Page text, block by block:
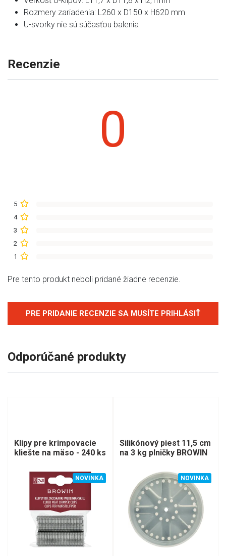
Rozmery zariadenia: L260 x D150 x H620 mm
U-svorky nie sú súčasťou balenia
Recenzie
0
5
4
3
2
1
Pre tento produkt neboli pridané žiadne recenzie.
PRE PRIDANIE RECENZIE SA MUSÍTE PRIHLÁSIŤ
Odporúčané produkty
Klipy pre krimpovacie
kliešte na mäso - 240 ks
NOVINKA
Silikónový piest 11,5 cm
na 3 kg plničky BROWIN
NOVINKA